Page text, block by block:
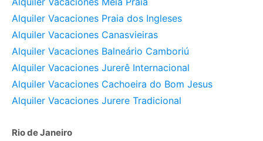
Alquiler Vacaciones Praia dos Ingleses
Alquiler Vacaciones Canasvieiras
Alquiler Vacaciones Balneário Camboriú
Alquiler Vacaciones Jurerê Internacional
Alquiler Vacaciones Cachoeira do Bom Jesus
Alquiler Vacaciones Jurere Tradicional
Rio de Janeiro